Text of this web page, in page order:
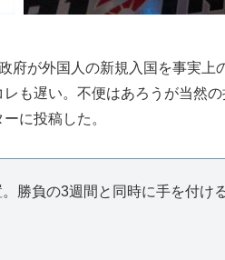
が外国人の新規入国を事実上
も遅い。不便はあろうが当然
に投稿した。
勝負の3週間と同時に手を付け